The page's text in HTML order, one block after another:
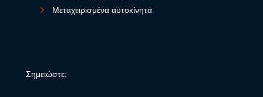
Μεταχειρισμένα αυτοκίνητα
Σημειώστε: